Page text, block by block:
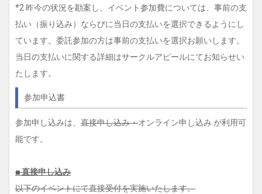
*2 昨今の状況を勘案し、イベント参加費については、事前の支
払い（振り込み）ならびに当日の支払いを選択できるようにし
ています。委託参加の方は事前の支払いを選択お願いします。
当日の支払いに関する詳細はサークルアピールにてお知らせい
たします。
参加申込書
参加申し込みは、 直接申し込み・オンライン申し込み が利用可
能です。
■ 直接申し込み
以下のイベントにて直接受付を実施いたします。